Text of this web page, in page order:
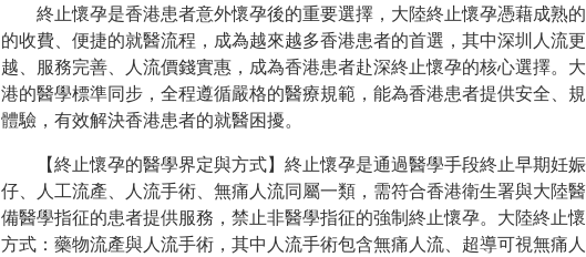
終止懷孕是香港患者意外懷孕後的重要選擇，大陸終止懷孕憑藉成熟
的收費、便捷的就醫流程，成為越來越多香港患者的首選，其中深圳人流
越、服務完善、人流價錢實惠，成為香港患者赴深終止懷孕的核心選擇。
港的醫學標準同步，全程遵循嚴格的醫療規範，能為香港患者提供安全、
體驗，有效解決香港患者的就醫困擾。
【終止懷孕的醫學界定與方式】終止懷孕是通過醫學手段終止早期妊
仔、人工流產、人流手術、無痛人流同屬一類，需符合香港衛生署與大陸
備醫學指征的患者提供服務，禁止非醫學指征的強制終止懷孕。大陸終止
方式：藥物流產與人流手術，其中人流手術包含無痛人流、超導可視無痛